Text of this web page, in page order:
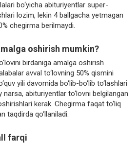
bo‘yicha abituriyentlar super-
lozim, lekin 4 ballgacha yetmagan
chegirma berilmaydi.
oshirish mumkin?
birdaniga amalga oshirish
avval to‘lovning 50% qismini
yili davomida bo‘lib-bo‘lib to‘lashlari
abituriyentlar to‘lovni belgilangan
kerak. Chegirma faqat to‘liq
taqdirda qo‘llaniladi.
farqi